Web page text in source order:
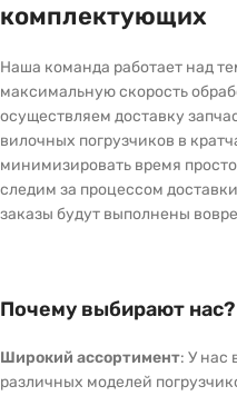
комплектующих
Наша команда работает над
максимальную скорость
осуществляем доставку
вилочных погрузчиков в
минимизировать время
следим за процессом
заказы будут выполнены
Почему выбирают нас?
Широкий ассортимент: У нас
различных моделей